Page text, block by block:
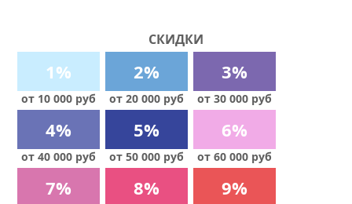
СКИДКИ
1%
от 10 000 руб
2%
от 20 000 руб
3%
от 30 000 руб
4%
от 40 000 руб
5%
от 50 000 руб
6%
от 60 000 руб
7% 8% 9%